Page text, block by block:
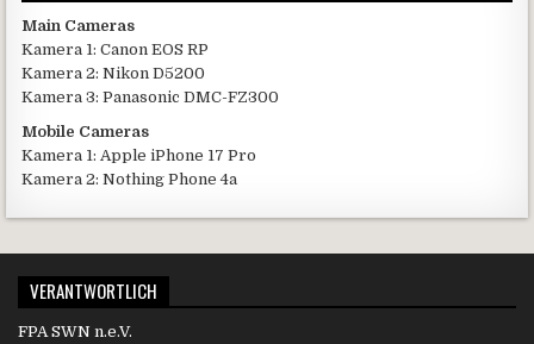
Main Cameras
Kamera 1: Canon EOS RP
Kamera 2: Nikon D5200
Kamera 3: Panasonic DMC-FZ300
Mobile Cameras
Kamera 1: Apple iPhone 17 Pro
Kamera 2: Nothing Phone 4a
VERANTWORTLICH
FPA SWN n.e.V.